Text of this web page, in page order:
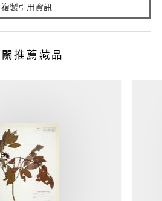
複製引用資訊
推薦藏品